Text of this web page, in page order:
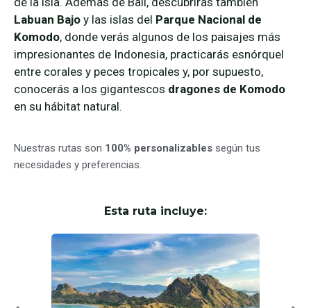
Labuan Bajo y las islas del Parque Nacional de
Komodo, donde verás algunos de los paisajes más
impresionantes de Indonesia, practicarás esnórquel
entre corales y peces tropicales y, por supuesto,
conocerás a los gigantescos dragones de Komodo
en su hábitat natural.
Nuestras rutas son 100% personalizables según tus
necesidades y preferencias.
Esta ruta incluye: